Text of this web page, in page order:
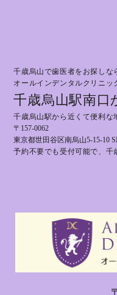
千歳烏山で歯医者をお探しな
オールインデンタルクリニッ
千歳烏山駅南口
千歳烏山駅から近くて便利な
〒157-0062
東京都世田谷区南烏山5-15-10
予約不要でも受付可能で、千